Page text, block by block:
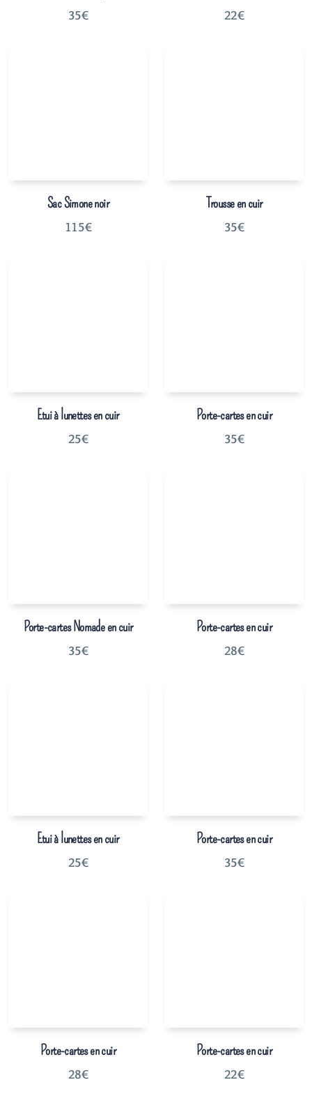
35€ 22€
Sac Simone noir
115€
Trousse en cuir
35€
Etui à lunettes en cuir
25€
Porte-cartes en cuir
35€
Porte-cartes Nomade en cuir
35€
Porte-cartes en cuir
28€
Etui à lunettes en cuir
25€
Porte-cartes en cuir
35€
Porte-cartes en cuir
28€
Porte-cartes en cuir
22€